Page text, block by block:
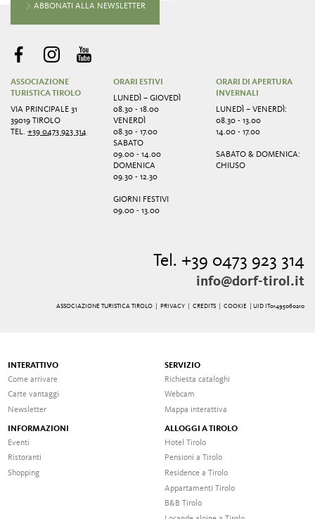
ABBONATI ALLA NEWSLETTER
ASSOCIAZIONE
TURISTICA TIROLO
VIA PRINCIPALE 31
39019 TIROLO
TEL.+39 0473 923 314
ORARI ESTIVI
LUNEDÌ – GIOVEDÌ
08.30 - 18.00
VENERDÌ
08.30 - 17.00
SABATO
09.00 - 14.00
DOMENICA
09.30 - 12.30
GIORNI FESTIVI
09.00 - 13.00
ORARI DI APERTURA
INVERNALI
LUNEDÌ – VENERDÌ:
08.30 - 13.00
14.00 - 17.00
SABATO & DOMENICA:
CHIUSO
Tel. +39 0473 923 314
info@dorf-tirol.it
ASSOCIAZIONE TURISTICA TIROLO | PRIVACY| CREDITS| COOKIE | UID IT01495060210
INTERATTIVO
Come arrivare
Carte vantaggi
Newsletter
SERVIZIO
Richiesta cataloghi
Webcam
Mappa interattiva
INFORMAZIONI
Eventi
Ristoranti
Shopping
ALLOGGI A TIROLO
Hotel Tirolo
Pensioni a Tirolo
Residence a Tirolo
Appartamenti Tirolo
B&B Tirolo